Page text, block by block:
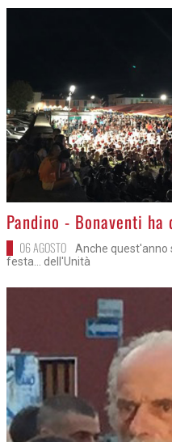
>
Pandino - Bonaventi ha
06 AGOSTO
Anche quest'anno
festa... dell'Unità